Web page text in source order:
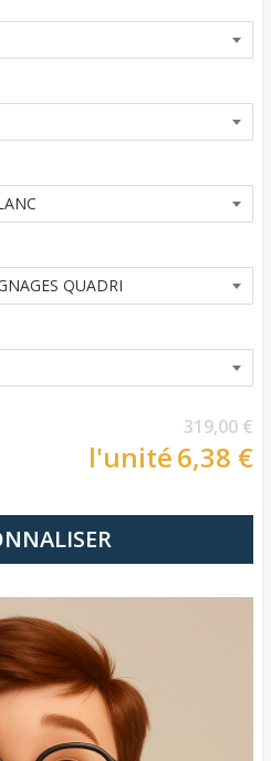
319,00 €
l'unité6,38 €